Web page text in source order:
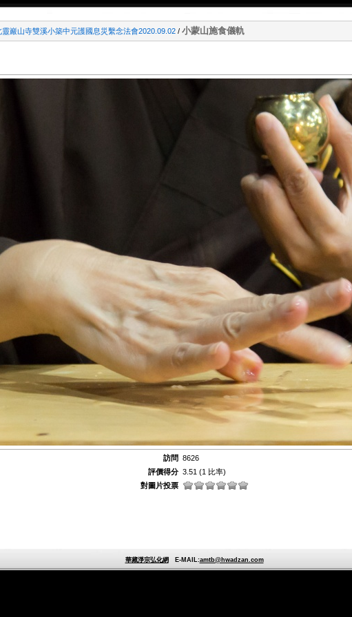
靈巖山寺雙溪小築中元護國息災繫念法會2020.09.02 / 小蒙山施食儀軌
訪問 8626
評價得分 3.51 (1 比率)
對圖片投票
華藏淨宗弘化網E-MAIL:amtb@hwadzan.com